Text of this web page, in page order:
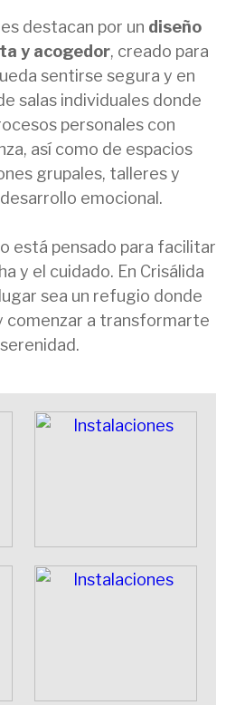
destacan por un diseño
y acogedor, creado para
sentirse segura y en
salas individuales donde
personales con
así como de espacios
grupales, talleres y
emocional.
está pensado para facilitar
y el cuidado. En Crisálida
sea un refugio donde
comenzar a transformarte